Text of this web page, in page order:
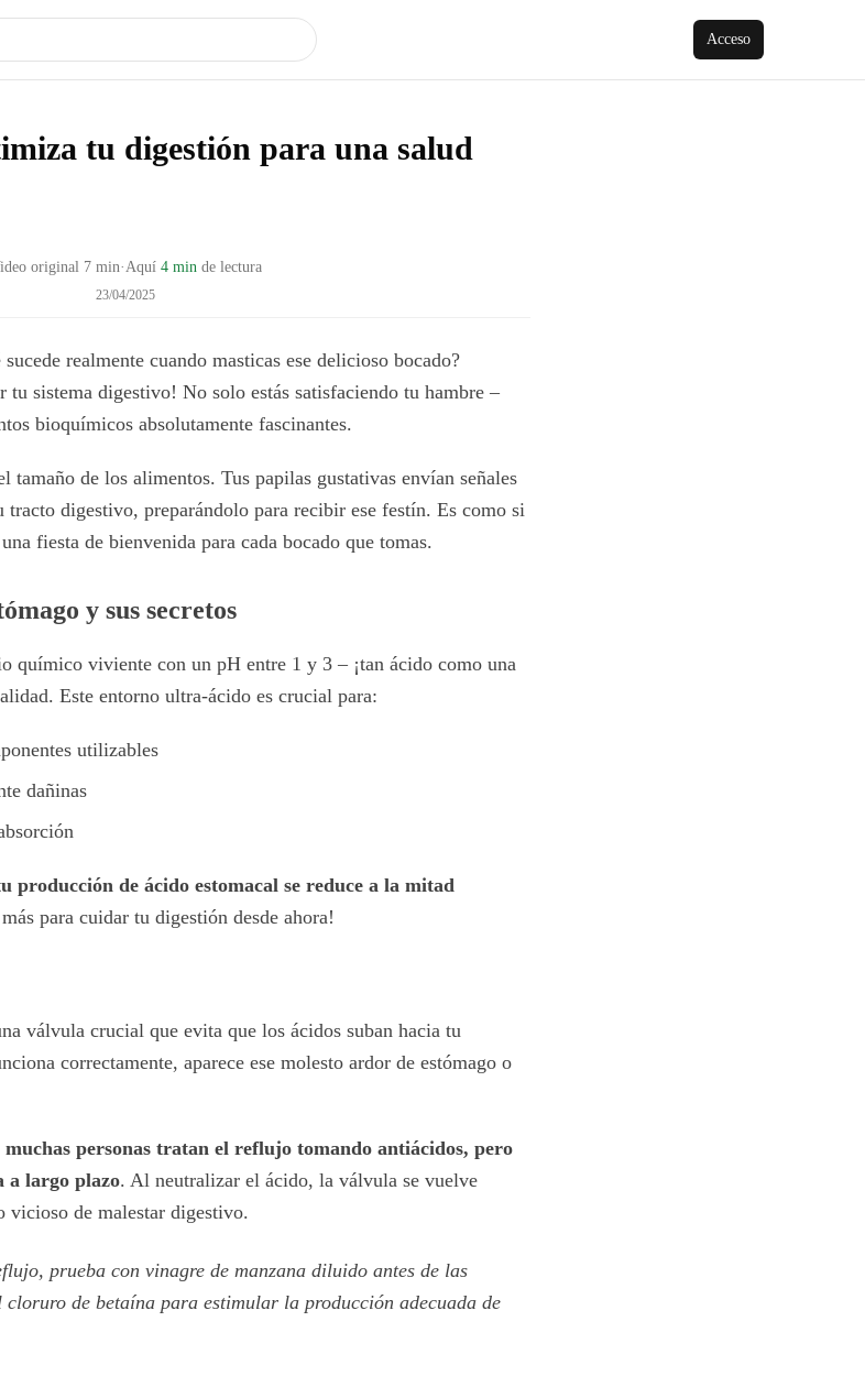
Acceso
tu digestión para una salud
original 7min·Aquí 4 min de lectura
23/04/2025
realmente cuando masticas ese delicioso bocado?
tu sistema digestivo! No solo estás satisfaciendo tu hambre –
bioquímicos absolutamente fascinantes.
tamaño de los alimentos. Tus papilas gustativas envían señales
tracto digestivo, preparándolo para recibir ese festín. Es como si
fiesta de bienvenida para cada bocado que tomas.
y sus secretos
químico viviente con un pH entre 1 y 3 – ¡tan ácido como una
Este entorno ultra-ácido es crucial para:
utilizables
dañinas
producción de ácido estomacal se reduce a la mitad
para cuidar tu digestión desde ahora!
válvula crucial que evita que los ácidos suban hacia tu
correctamente, aparece ese molesto ardor de estómago o
muchas personas tratan el reflujo tomando antiácidos, pero
a largo plazo. Al neutralizar el ácido, la válvula se vuelve
vicioso de malestar digestivo.
prueba con vinagre de manzana diluido antes de las
cloruro de betaína para estimular la producción adecuada de